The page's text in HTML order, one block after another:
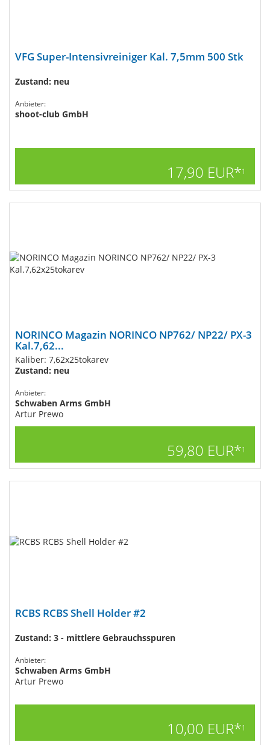
VFG Super-Intensivreiniger Kal. 7,5mm 500 Stk
Zustand: neu
Anbieter:
shoot-club GmbH
17,90 EUR*1
NORINCO Magazin NORINCO NP762/ NP22/ PX-3
Kal.7,62...
Kaliber: 7,62x25tokarev
Zustand: neu
Anbieter:
Schwaben Arms GmbH
Artur Prewo
59,80 EUR*1
RCBS RCBS Shell Holder #2
Zustand: 3 - mittlere Gebrauchsspuren
Anbieter:
Schwaben Arms GmbH
Artur Prewo
10,00 EUR*1